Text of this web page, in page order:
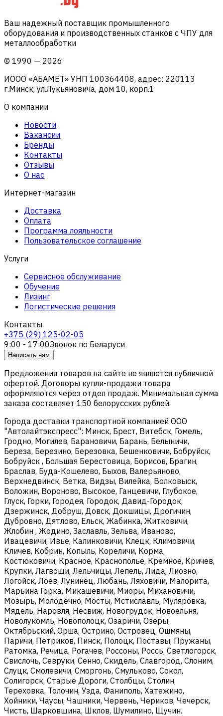
Ваш надежный поставщик промышленного
оборудования и производственных станков с ЧПУ для
металлообработки
© 1990 — 2026
ИООО «АБАМЕТ» УНП 100364408, адрес: 220113
г.Минск, ул.Лукьяновича, дом 10, корп.1
О компании
Новости
Вакансии
Бренды
Контакты
Отзывы
О нас
Интернет-магазин
Доставка
Оплата
Программа лояльности
Пользовательское соглашение
Услуги
Сервисное обслуживание
Обучение
Лизинг
Логистические решения
Контакты
+375 (29) 125-02-05
9:00 - 17:00Звонок по Беларуси
Написать нам
Предложения товаров на сайте не является публичной
офертой. Договоры купли-продажи товара
оформляются через отдел продаж. Минимальная сумма
заказа составляет 150 белорусских рублей.
Города доставки транспортной компанией ООО
"Автолайтэкспресс": Минск, Брест, Витебск, Гомель,
Гродно, Могилев, Барановичи, Барань, Белыничи,
Береза, Березино, Березовка, Бешенковичи, Бобруйск,
Бобруйск , Большая Берестовица, Борисов, Брагин,
Браслав, Буда-Кошелево, Быхов, Валерьяново,
Верхнедвинск, Ветка, Видзы, Вилейка, Волковыск,
Воложин, Вороново, Высокое, Ганцевичи, Глубокое,
Глуск, Горки, Городея, Городок, Давид-Городок,
Дзержинск, Добруш, Довск, Докшицы, Дрогичин,
Дубровно, Дятлово, Ельск, Жабинка, Житковичи,
Жлобин , Жодино, Заславль, Зельва, Иваново,
Ивацевичи, Ивье, Калинковичи, Клецк, Климовичи,
Кличев, Кобрин, Копыль, Кореличи, Корма,
Костюковичи, Красное, Краснополье, Кремное, Кричев,
Крупки, Лагвощи, Лельчицы, Лепель, Лида, Лиозно,
Логойск, Лоев, Лунинец, Любань, Ляховичи, Малорита,
Марьина Горка, Микашевичи, Миоры, Михановичи,
Мозырь, Молодечно, Мосты, Мстиславль, Муляровка,
Мядель, Наровля, Несвиж, Новогрудок, Новоельня,
Новолукомль, Новополоцк, Озаричи, Озеры,
Октябрьский, Орша, Острино, Островец, Ошмяны,
Паричи, Петриков, Пинск, Полоцк, Поставы, Пружаны,
Ратомка, Речица, Рогачев, Россоны, Россь, Светлогорск,
Свислочь, Севруки, Сенно, Скидель, Славгород, Слоним,
Слуцк, Смолевичи, Сморгонь, Смульково, Сокол,
Солигорск, Старые Дороги, Столбцы, Столин,
Тереховка, Толочин, Узда, Фаниполь, Хатежино,
Хойники, Чаусы, Чашники, Червень, Чериков, Чечерск,
Чисть, Шарковщина, Шклов, Шумилино, Щучин.